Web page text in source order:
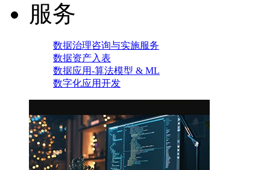
服务
数据治理咨询与实施服务
数据资产入表
数据应用-算法模型 & ML
数字化应用开发